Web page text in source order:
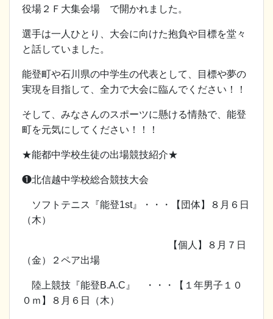
役場２Ｆ大集会場 で開かれました。
選手は一人ひとり、大会に向けた抱負や目標を堂々
と話していました。
能登町や石川県の中学生の代表として、目標や夢の
実現を目指して、全力で大会に臨んでください！！
そして、みなさんのスポーツに懸ける情熱で、能登
町を元気にしてください！！！
★能都中学校生徒の出場競技紹介★
❶北信越中学校総合競技大会
ソフトテニス『能登1st』・・・【団体】８月６日
（木）
【個人】８月７日
（金）２ペア出場
陸上競技『能登B.A.C』 ・・・【１年男子１０
０ｍ】８月６日（木）